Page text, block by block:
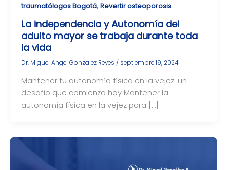
traumatólogos Bogotá, Revertir osteoporosis
La independencia y Autonomía del
adulto mayor se trabaja durante toda
la vida
Dr. Miguel Angel Gonzalez Reyes / septiembre 19, 2024
Mantener tu autonomía física en la vejez: un
desafío que comienza hoy Mantener la
autonomía física en la vejez para […]